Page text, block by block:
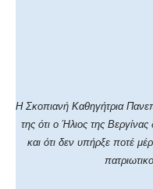
Η Σκοπιανή Καθηγήτρια
της ότι ο Ήλιος της
και ότι δεν υπήρξε ποτέ